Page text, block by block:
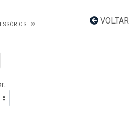
VOLTAR